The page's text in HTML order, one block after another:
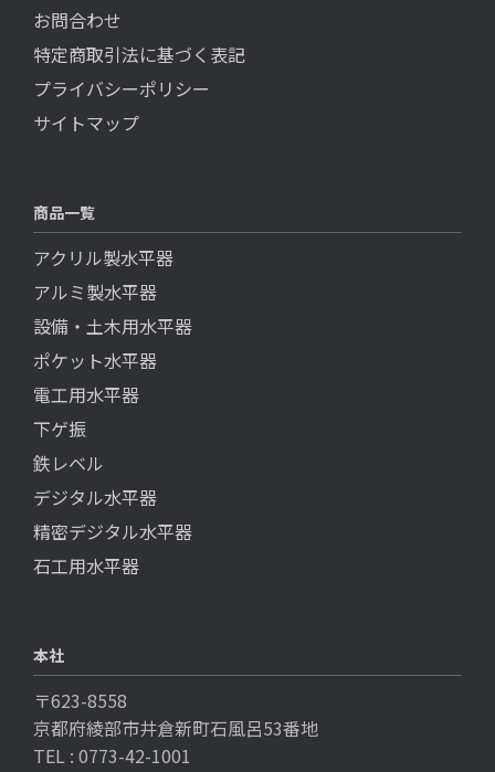
お問合わせ
特定商取引法に基づく表記
プライバシーポリシー
サイトマップ
商品一覧
アクリル製水平器
アルミ製水平器
設備・土木用水平器
ポケット水平器
電工用水平器
下ゲ振
鉄レベル
デジタル水平器
精密デジタル水平器
石工用水平器
本社
〒623-8558
京都府綾部市井倉新町石風呂53番地
TEL : 0773-42-1001